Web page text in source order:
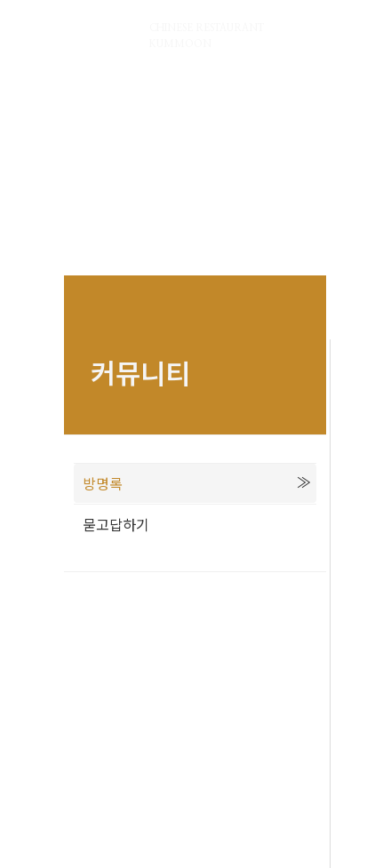
커뮤니티
방명록
묻고답하기